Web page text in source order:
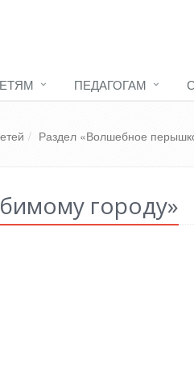
ПЕДАГОГАМ
Раздел «Волшебное
городу»